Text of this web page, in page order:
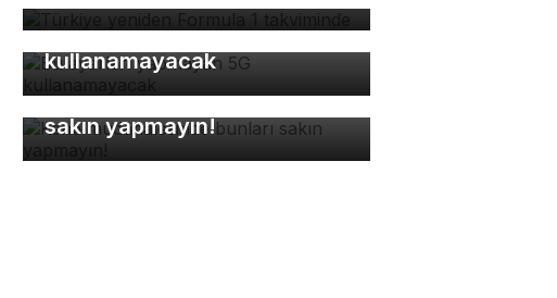
Bu ayarları yapmayan 5G
kullanamayacak
Kene müdahalesinde bunları
sakın yapmayın!